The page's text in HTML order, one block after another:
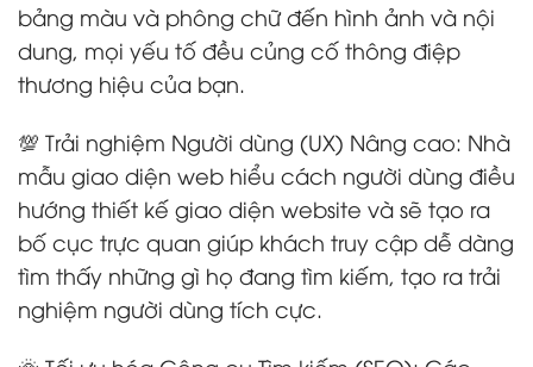
bảng màu và phông chữ đến hình ảnh và nội
dung, mọi yếu tố đều củng cố thông điệp
thương hiệu của bạn.
💯 Trải nghiệm Người dùng (UX) Nâng cao: Nhà
mẫu giao diện web hiểu cách người dùng điều
hướng thiết kế giao diện website và sẽ tạo ra
bố cục trực quan giúp khách truy cập dễ dàng
tìm thấy những gì họ đang tìm kiếm, tạo ra trải
nghiệm người dùng tích cực.